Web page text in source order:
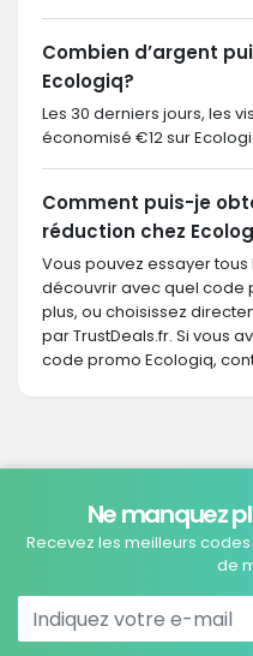
Combien d’argent
Ecologiq?
Les 30 derniers jours, les
économisé €12 sur
Comment puis-je
réduction chez
Vous pouvez essayer
découvrir avec quel code
plus, ou choisissez
par TrustDeals.fr. Si vous
code promo Ecologiq,
Ne manquez
Recevez les meilleurs
de